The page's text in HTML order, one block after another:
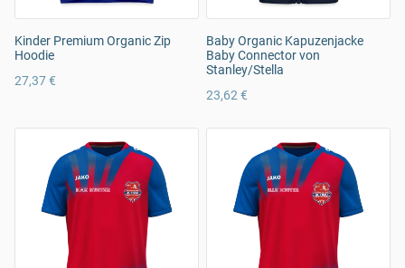
Kinder Premium Organic Zip
Hoodie
27,37 €
Baby Organic Kapuzenjacke
Baby Connector von
Stanley/Stella
23,62 €